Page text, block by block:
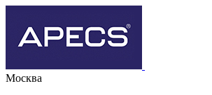
Москва